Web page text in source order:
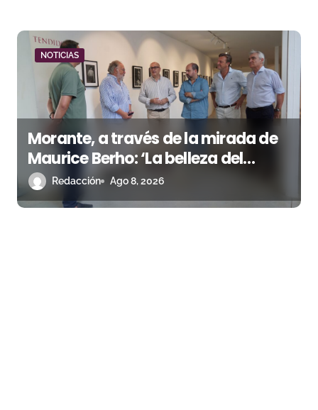
NOTICIAS
Morante, a través de la mirada de
Maurice Berho: ‘La belleza del
misterio’ llega a La Malagueta
Redacción Ago 8, 2026